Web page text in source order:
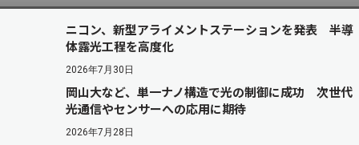
ニコン、新型アライメントステーションを発表 半導
体露光工程を高度化
2026年7月30日
岡山大など、単一ナノ構造で光の制御に成功 次世代
光通信やセンサーへの応用に期待
2026年7月28日